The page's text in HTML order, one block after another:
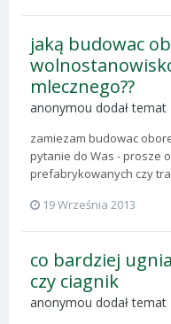
jaką budowac
mlecznego??
anonymou dodał
zamiezam budowac
pytanie do Was - prosze
prefabrykowanych czy
19 Września 2013
co bardziej
czy ciagnik
anonymou dodał